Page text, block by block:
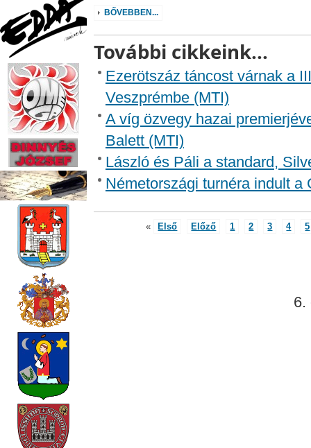
BŐVEBBEN...
További cikkeink...
Ezerötszáz táncost várnak a
Veszprémbe (MTI)
A víg özvegy hazai
Balett (MTI)
László és Páli a standard,
Németországi turnéra indult a
« Első Előző 1 2 3 4 5
6.